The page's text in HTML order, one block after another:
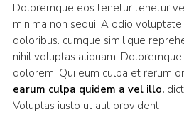
Doloremque eos tenetur tenetur
minima non sequi. A odio
doloribus. cumque similique
nihil voluptas aliquam.
dolorem. Qui eum culpa et rerum
earum culpa quidem a vel illo.
Voluptas iusto ut aut provident